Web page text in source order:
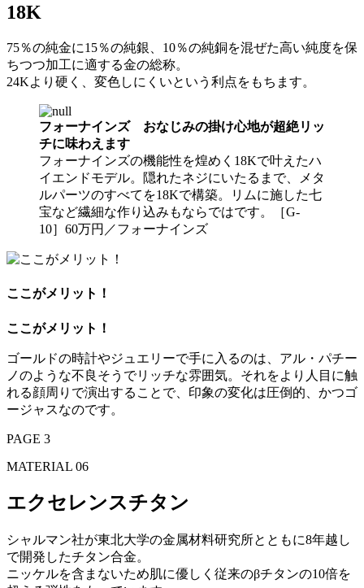
18K
75％の純金に15％の純銀、10％の純銅を混ぜた高い純度を保
ちつつ加工に適する金の総称。
24Kより硬く、変色しにくいという利点をもちます。
フォーナインズ おなじみの掛け心地が超絶リッ
チに味わえます
フォーナインズの機能性を煌めく18Kで叶えたハ
イエンドモデル。隠れたネジにいたるまで、メタ
ルパーツのすべてを18Kで構築。リムに施した七
宝など繊細な作り込みもならではです。［G-
10］60万円／フォーナインズ
ここがメリット！
ここがメリット！
ゴールドの時計やジュエリーで手に入るのは、アル・パチー
ノのような不良そうでリッチな雰囲気。それをより人目に触
れる顔周りで演出することで、印象の変化は圧倒的、かつゴ
ージャスなのです。
PAGE 3
MATERIAL 06
エクセレンスチタン
シャルマン社が東北大学の金属材料研究所とともに8年越し
で開発したチタン合金。
ニッケルを含まないため肌に優しく従来のβチタンの10倍を